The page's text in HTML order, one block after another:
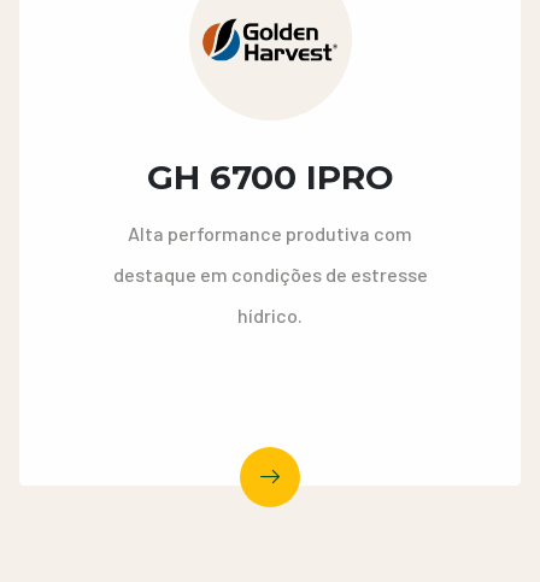
GH 6700 IPRO
Alta performance produtiva com
destaque em condições de estresse
hídrico.